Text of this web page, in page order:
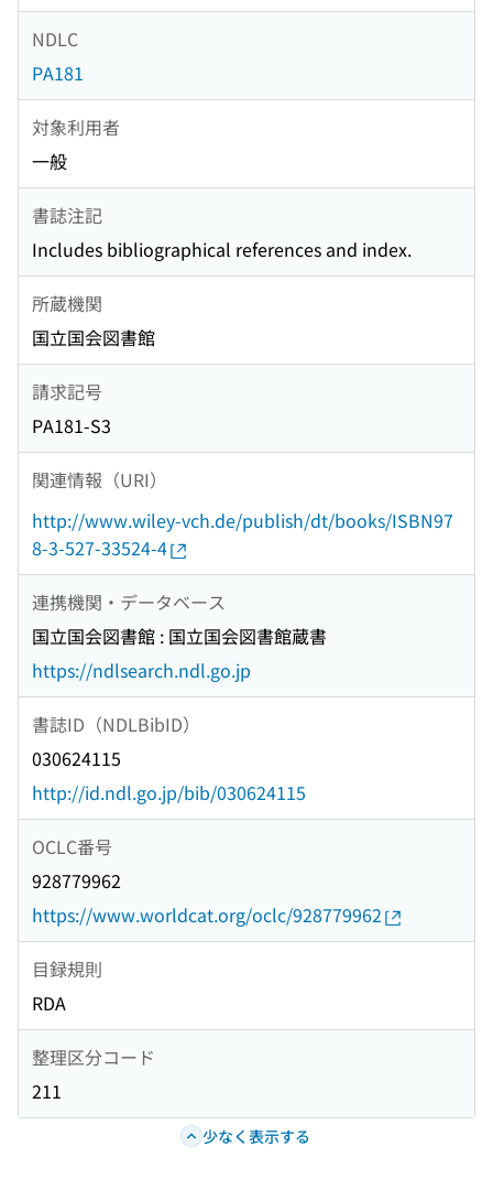
NDLC
PA181
対象利用者
一般
書誌注記
Includes bibliographical references and index.
所蔵機関
国立国会図書館
請求記号
PA181-S3
関連情報（URI）
http://www.wiley-vch.de/publish/dt/books/ISBN97
8-3-527-33524-4
連携機関・データベース
国立国会図書館 : 国立国会図書館蔵書
https://ndlsearch.ndl.go.jp
書誌ID（NDLBibID）
030624115
http://id.ndl.go.jp/bib/030624115
OCLC番号
928779962
https://www.worldcat.org/oclc/928779962
目録規則
RDA
整理区分コード
211
少なく表示する